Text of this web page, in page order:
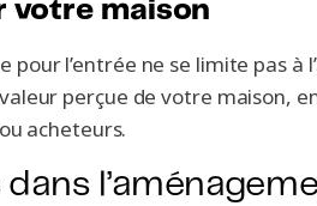
votre maison
l’entrée ne se limite pas à
perçue de votre maison,
acheteurs.